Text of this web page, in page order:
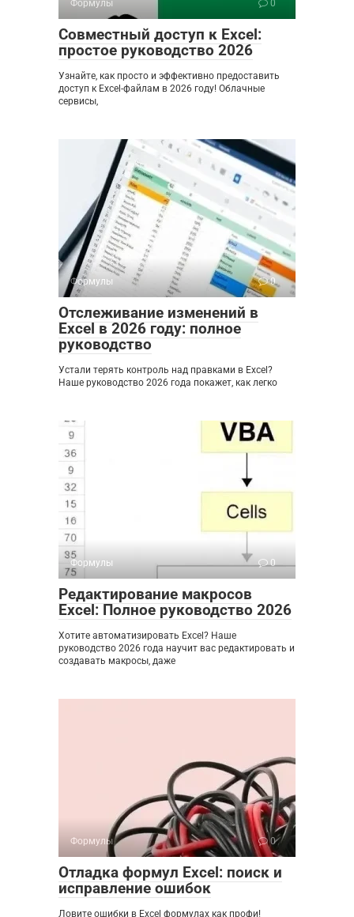
Формулы 0
Совместный доступ к Excel:
простое руководство 2026
Узнайте, как просто и эффективно предоставить
доступ к Excel-файлам в 2026 году! Облачные
сервисы,
Формулы 0
Отслеживание изменений в
Excel в 2026 году: полное
руководство
Устали терять контроль над правками в Excel?
Наше руководство 2026 года покажет, как легко
Формулы 0
Редактирование макросов
Excel: Полное руководство 2026
Хотите автоматизировать Excel? Наше
руководство 2026 года научит вас редактировать и
создавать макросы, даже
Формулы 0
Отладка формул Excel: поиск и
исправление ошибок
Ловите ошибки в Excel формулах как профи!